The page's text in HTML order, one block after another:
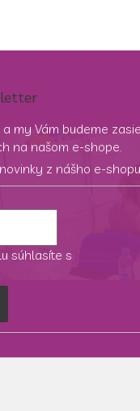
my Vám budeme
na našom e-shope.
z nášho e-
súhlasíte s